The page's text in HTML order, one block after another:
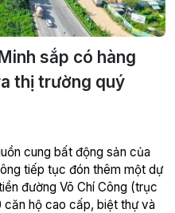
sắp có hàng
thị trường quý
cung bất động sản của
tiếp tục đón thêm một dự
đường Võ Chí Công (trục
căn hộ cao cấp, biệt thự và